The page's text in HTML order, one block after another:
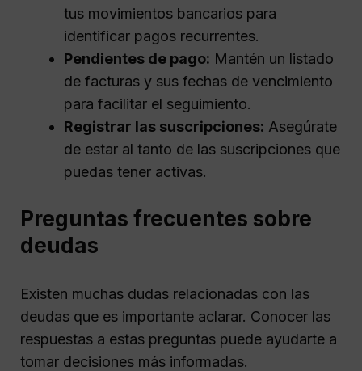
tus movimientos bancarios para
identificar pagos recurrentes.
Pendientes de pago: Mantén un listado
de facturas y sus fechas de vencimiento
para facilitar el seguimiento.
Registrar las suscripciones: Asegúrate
de estar al tanto de las suscripciones que
puedas tener activas.
Preguntas frecuentes sobre
deudas
Existen muchas dudas relacionadas con las
deudas que es importante aclarar. Conocer las
respuestas a estas preguntas puede ayudarte a
tomar decisiones más informadas.